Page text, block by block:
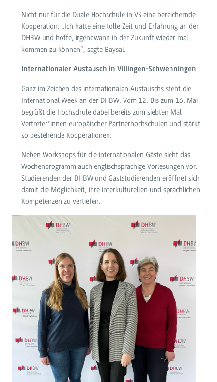
Nicht nur für die Duale Hochschule in VS eine bereichernde
Kooperation: „Ich hatte eine tolle Zeit und Erfahrung an der
DHBW und hoffe, irgendwann in der Zukunft wieder mal
kommen zu können“, sagte Baysal.
Internationaler Austausch in Villingen-Schwenningen
Ganz im Zeichen des internationalen Austauschs steht die
International Week an der DHBW. Vom 12. Bis zum 16. Mai
begrüßt die Hochschule dabei bereits zum siebten Mal
Vertreter*innen europäischer Partnerhochschulen und stärkt
so bestehende Kooperationen.
Neben Workshops für die internationalen Gäste sieht das
Wochenprogramm auch englischsprachige Vorlesungen vor.
Studierenden der DHBW und Gaststudierenden eröffnet sich
damit die Möglichkeit, ihre interkulturellen und sprachlichen
Kompetenzen zu vertiefen.